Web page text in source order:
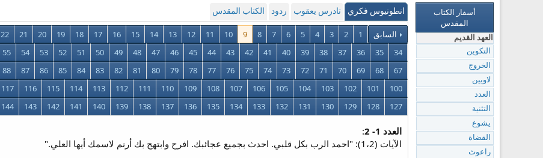
انطونيوس فكري تادرس يعقوب ردود الكتاب المقدس
السابق 1
2
3
4
5
6
7
8
9
10
11
12
13
14
15
16
17
18
19
20
21
22
34
35
36
37
38
39
40
41
42
43
44
45
46
47
48
49
50
51
52
53
54
55
67
68
69
70
71
72
73
74
75
76
77
78
79
80
81
82
83
84
85
86
87
88
100
101
102
103
104
105
106
107
108
109
110
111
112
113
114
115
116
117
127
128
129
130
131
132
133
134
135
136
137
138
139
140
141
142
143
144
العدد 1- 2
:
الآيات (1،2): "احمد الرب بكل قلبي. احدث بجميع عجائبك. افرح وابتهج بك أرنم لاسمك أيها العلي."
أسفار الكتاب
المقدس
العهد القديم
التكوين
الخروج
لاويين
العدد
التثنية
يشوع
القضاة
راعوث